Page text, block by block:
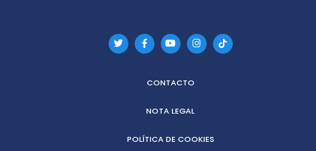
CONTACTO
NOTA LEGAL
POLÍTICA DE COOKIES